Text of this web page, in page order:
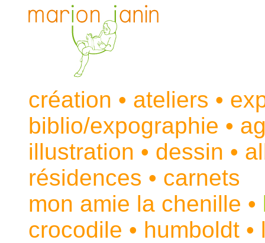
création • ateliers •
biblio/expographie •
illustration • dessin •
résidences • carnets
mon amie la chenille •
crocodile • humboldt •